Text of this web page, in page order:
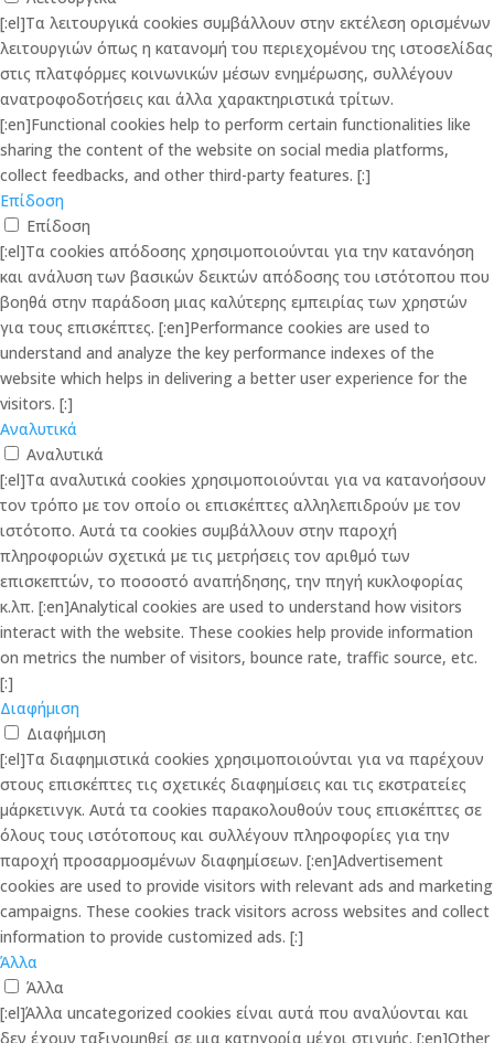
[:el]Τα λειτουργικά cookies συμβάλλουν στην εκτέλεση ορισμένων
λειτουργιών όπως η κατανομή του περιεχομένου της ιστοσελίδας
στις πλατφόρμες κοινωνικών μέσων ενημέρωσης, συλλέγουν
ανατροφοδοτήσεις και άλλα χαρακτηριστικά τρίτων.
[:en]Functional cookies help to perform certain functionalities like
sharing the content of the website on social media platforms,
collect feedbacks, and other third-party features. [:]
Επίδοση
Επίδοση
[:el]Τα cookies απόδοσης χρησιμοποιούνται για την κατανόηση
και ανάλυση των βασικών δεικτών απόδοσης του ιστότοπου που
βοηθά στην παράδοση μιας καλύτερης εμπειρίας των χρηστών
για τους επισκέπτες. [:en]Performance cookies are used to
understand and analyze the key performance indexes of the
website which helps in delivering a better user experience for the
visitors. [:]
Αναλυτικά
Αναλυτικά
[:el]Τα αναλυτικά cookies χρησιμοποιούνται για να κατανοήσουν
τον τρόπο με τον οποίο οι επισκέπτες αλληλεπιδρούν με τον
ιστότοπο. Αυτά τα cookies συμβάλλουν στην παροχή
πληροφοριών σχετικά με τις μετρήσεις τον αριθμό των
επισκεπτών, το ποσοστό αναπήδησης, την πηγή κυκλοφορίας
κ.λπ. [:en]Analytical cookies are used to understand how visitors
interact with the website. These cookies help provide information
on metrics the number of visitors, bounce rate, traffic source, etc.
[:]
Διαφήμιση
Διαφήμιση
[:el]Τα διαφημιστικά cookies χρησιμοποιούνται για να παρέχουν
στους επισκέπτες τις σχετικές διαφημίσεις και τις εκστρατείες
μάρκετινγκ. Αυτά τα cookies παρακολουθούν τους επισκέπτες σε
όλους τους ιστότοπους και συλλέγουν πληροφορίες για την
παροχή προσαρμοσμένων διαφημίσεων. [:en]Advertisement
cookies are used to provide visitors with relevant ads and marketing
campaigns. These cookies track visitors across websites and collect
information to provide customized ads. [:]
Άλλα
Άλλα
[:el]Άλλα uncategorized cookies είναι αυτά που αναλύονται και
δεν έχουν ταξινομηθεί σε μια κατηγορία μέχρι στιγμής. [:en]Other